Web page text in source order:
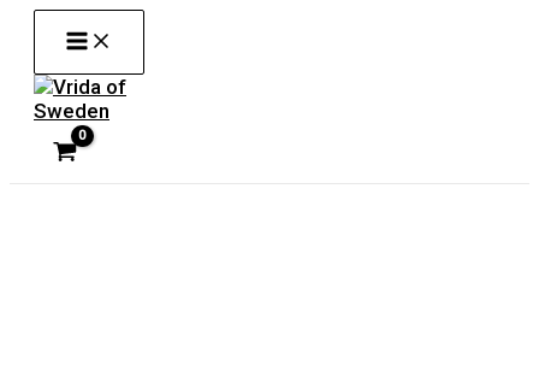
Siirry
sisältöön